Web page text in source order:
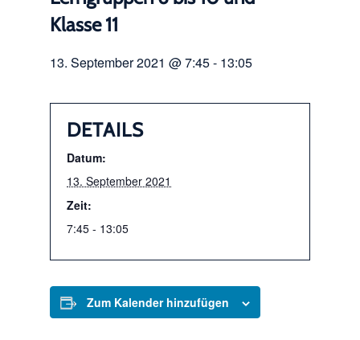
Klasse 11
13. September 2021 @ 7:45- 13:05
DETAILS
Datum:
13. September 2021
Zeit:
7:45 - 13:05
Zum Kalender hinzufügen